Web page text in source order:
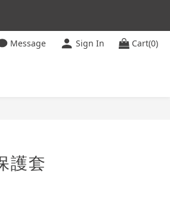
Message Sign In Cart(0)
護套